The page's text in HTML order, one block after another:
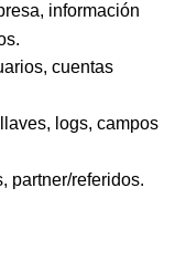
información
cuentas
logs, campos
partner/referidos.